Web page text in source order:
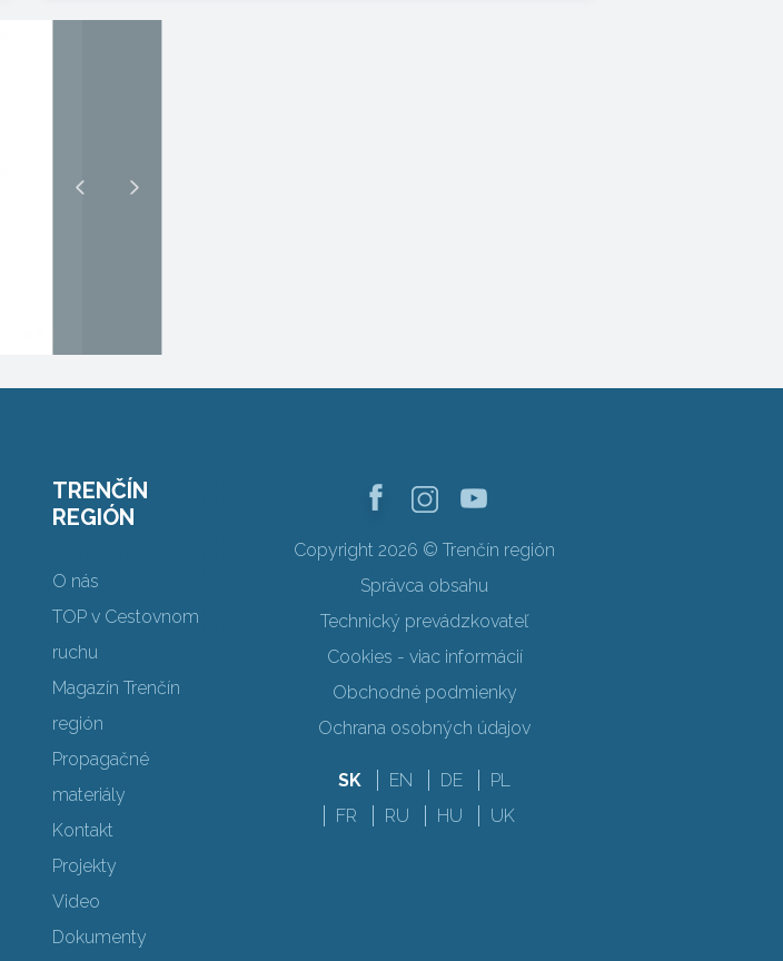
TRENČÍN
REGIÓN
O nás
TOP v Cestovnom
ruchu
Magazín Trenčín
región
Propagačné
materiály
Kontakt
Projekty
Video
Dokumenty
Copyright 2026 © Trenčín región
Správca obsahu
Technický prevádzkovateľ
Cookies - viac informácií
Obchodné podmienky
Ochrana osobných údajov
SK EN DE
PL
FR
RU HU UK